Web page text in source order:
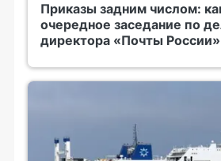
Приказы задним числом:
очередное заседание по
директора «Почты России»